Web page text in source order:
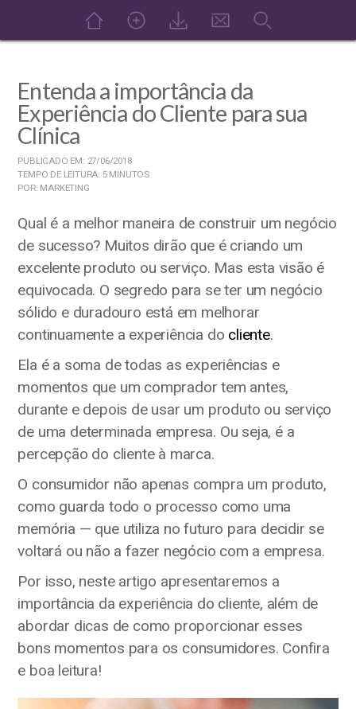
Entenda a importância da
Experiência do Cliente para sua
Clínica
PUBLICADO EM: 27/06/2018
TEMPO DE LEITURA: 5 MINUTOS
POR: MARKETING
Qual é a melhor maneira de construir um negócio
de sucesso? Muitos dirão que é criando um
excelente produto ou serviço. Mas esta visão é
equivocada. O segredo para se ter um negócio
sólido e duradouro está em melhorar
continuamente a experiência do cliente.
Ela é a soma de todas as experiências e
momentos que um comprador tem antes,
durante e depois de usar um produto ou serviço
de uma determinada empresa. Ou seja, é a
percepção do cliente à marca.
O consumidor não apenas compra um produto,
como guarda todo o processo como uma
memória — que utiliza no futuro para decidir se
voltará ou não a fazer negócio com a empresa.
Por isso, neste artigo apresentaremos a
importância da experiência do cliente, além de
abordar dicas de como proporcionar esses
bons momentos para os consumidores. Confira
e boa leitura!